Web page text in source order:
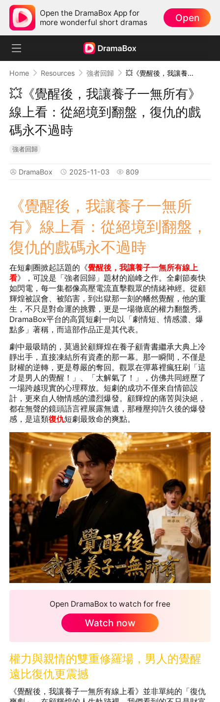
Open the DramaBox App for
more wonderful short dramas
Open
Home Resources 強者回歸 💥《覺醒後，我讓養子一無所有》線上看：從絕境到翻盤，復仇的戲碼永不過時
💥《覺醒後，我讓養子一無所有》
線上看：從絕境到翻盤，復仇的戲
碼永不過時
強者回歸
DramaBox 2025-11-03 809
《覺醒後，我讓養子一無所
有》線上看：從絕境到翻盤，
復仇的戲碼永不過時
在短劇圈掀起話題的《覺醒後，我讓養子一無所有線上
看》，可說是「強者回歸」題材的巔峰之作。全劇節奏快
如閃電，每一集都像高壓電流直擊觀眾的情緒神經。從顧
輝煌被誤會、被陷害，到出獄那一刻的幡然覺醒，他的重
生，不只是對命運的挑釁，更是一場徹底的權力翻盤秀。
DramaBox平台的高質短劇一向以「劇情短、情感濃、爆
點多」著稱，而這部作品正是其代表。
劇中最吸睛的，莫過於顧輝煌在養子顧青書繼承大典上冷
靜出手，直接凍結所有資產的那一幕。那一瞬間，不僅是
財權的逆轉，更是尊嚴的奪回。觀眾在彈幕裡瘋狂刷「這
才是男人的覺醒！」、「太解氣了！」，仿佛共同經歷了
一場跨越現實的心理釋放。短劇的成功不僅來自情節設
計，更來自人物情感的濃烈爆發。顧輝煌的痛苦與決絕，
都在無聲的鏡頭語言裡展露無遺，那種壓抑許久後的爆發
感，是這類復仇短劇最致命的爽點。
Open DramaBox to watch for free
Watch now
權力與親情的雙重修羅場，男人的覺醒
遠比復仇更震撼
《覺醒後，我讓養子一無所有線上看》並非單純的「復仇